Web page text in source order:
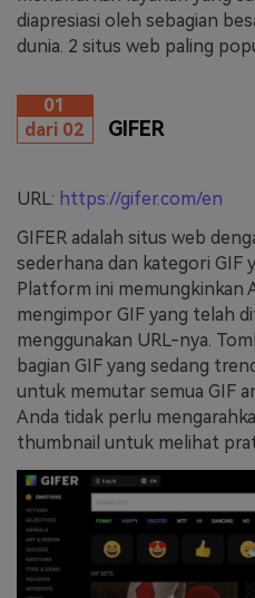
diapresiasi oleh sebagian
dunia. 2 situs web paling
01
dari 02
GIFER
URL: https://gifer.com/en
GIFER adalah situs web
sederhana dan kategori GIF
Platform ini memungkinkan
mengimpor GIF yang telah
menggunakan URL-nya.
bagian GIF yang sedang
untuk memutar semua GIF
Anda tidak perlu
thumbnail untuk melihat